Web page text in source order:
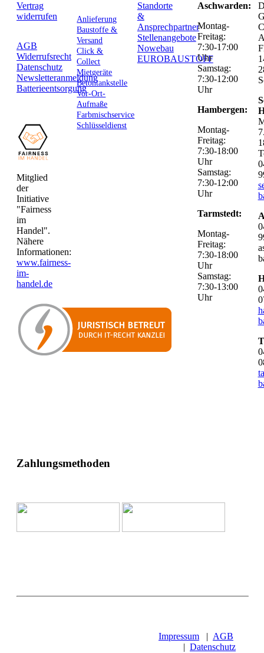
Vertrag
widerrufen
AGB
Widerrufsrecht
Datenschutz
Newsletteranmeldung
Batterieentsorgung
Mitglied
der
Initiative
"Fairness
im
Handel".
Nähere
Informationen:
www.fairness-
im-
handel.de
Anlieferung
Baustoffe &
Versand
Click &
Collect
Mietgeräte
Betontankstelle
Vor-Ort-
Aufmaße
Farbmischservice
Schlüsseldienst
Standorte
&
Ansprechpartner
Stellenangebote
Nowebau
EUROBAUSTOFF
Aschwarden:
Montag-
Freitag:
7:30-17:00
Uhr
Samstag:
7:30-12:00
Uhr
Hambergen:
Montag-
Freitag:
7:30-18:00
Uhr
Samstag:
7:30-12:00
Uhr
Tarmstedt:
Montag-
Freitag:
7:30-18:00
Uhr
Samstag:
7:30-13:00
Uhr
Zahlungsmethoden
Impressum | AGB
| Datenschutz